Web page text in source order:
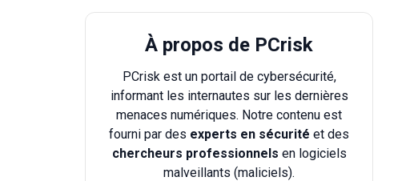
À propos de PCrisk
PCrisk est un portail de cybersécurité,
informant les internautes sur les dernières
menaces numériques. Notre contenu est
fourni par des experts en sécurité et des
chercheurs professionnels en logiciels
malveillants (maliciels).